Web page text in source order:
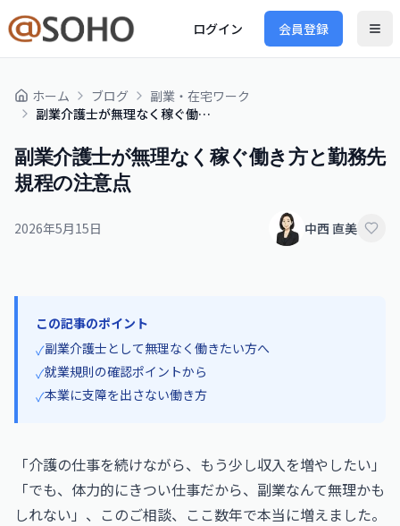
ログイン 会員登録
ホーム ブログ
副業・在宅ワーク
副業介護士が無理なく稼ぐ働き方と勤務先規程の注意点
副業介護士が無理なく稼ぐ働き方と勤務先
規程の注意点
2026年5月15日 中西 直美
この記事のポイント
✓副業介護士として無理なく働きたい方へ
✓就業規則の確認ポイントから
✓本業に支障を出さない働き方
「介護の仕事を続けながら、もう少し収入を増やしたい」
「でも、体力的にきつい仕事だから、副業なんて無理かも
しれない」、このご相談、ここ数年で本当に増えました。